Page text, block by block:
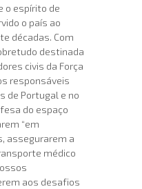
o espírito de
o país ao
décadas. Com
destinada
civis da Força
responsáveis
de Portugal e no
do espaço
“em
assegurarem a
médico
aos desafios